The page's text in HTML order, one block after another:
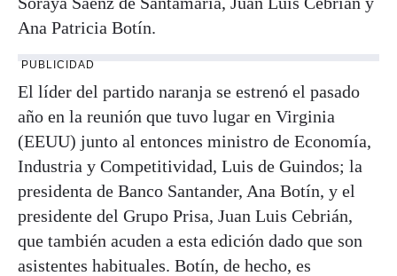
Ana Patricia Botín.
PUBLICIDAD
El líder del partido naranja se estrenó el pasado
año en la reunión que tuvo lugar en Virginia
(EEUU) junto al entonces ministro de Economía,
Industria y Competitividad, Luis de Guindos; la
presidenta de Banco Santander, Ana Botín, y el
presidente del Grupo Prisa, Juan Luis Cebrián,
que también acuden a esta edición dado que son
asistentes habituales. Botín, de hecho, es